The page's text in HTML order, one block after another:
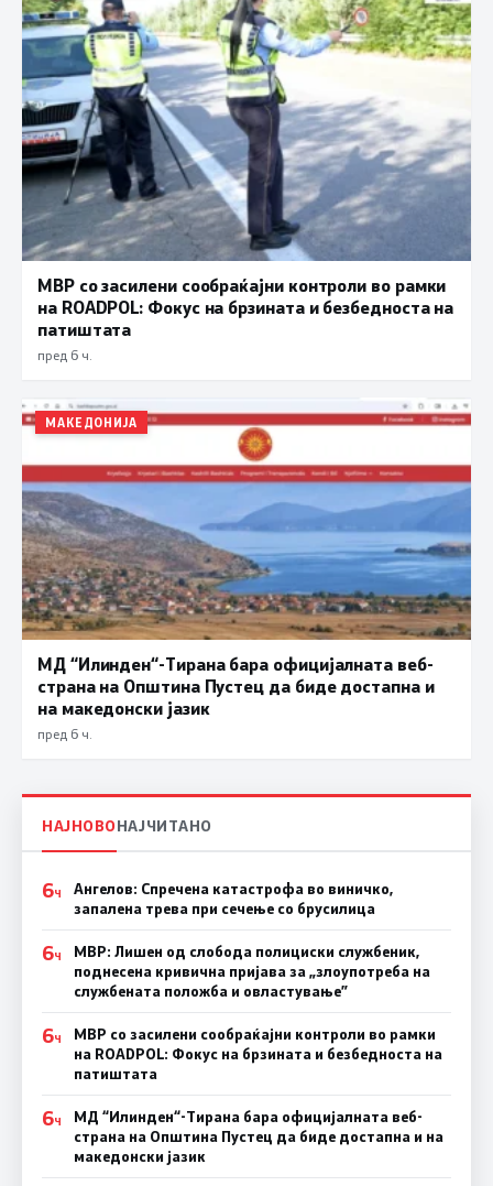
МВР со засилени сообраќајни контроли во рамки
на ROADPOL: Фокус на брзината и безбедноста на
патиштата
пред 6 ч.
МАКЕДОНИЈА
МД “Илинден“-Тирана бара официјалната веб-
страна на Општина Пустец да биде достапна и
на македонски јазик
пред 6 ч.
НАЈНОВОНАЈЧИТАНО
6Ч
Ангелов: Спречена катастрофа во виничко,
запалена трева при сечење со брусилица
6Ч
МВР: Лишен од слобода полициски службеник,
поднесена кривична пријава за „злоупотреба на
службената положба и овластување”
6Ч
МВР со засилени сообраќајни контроли во рамки
на ROADPOL: Фокус на брзината и безбедноста на
патиштата
6Ч
МД “Илинден“-Тирана бара официјалната веб-
страна на Општина Пустец да биде достапна и на
македонски јазик